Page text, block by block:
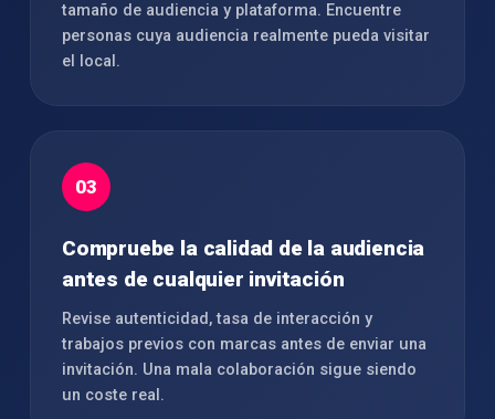
tamaño de audiencia y plataforma. Encuentre
personas cuya audiencia realmente pueda visitar
el local.
03
Compruebe la calidad de la audiencia
antes de cualquier invitación
Revise autenticidad, tasa de interacción y
trabajos previos con marcas antes de enviar una
invitación. Una mala colaboración sigue siendo
un coste real.